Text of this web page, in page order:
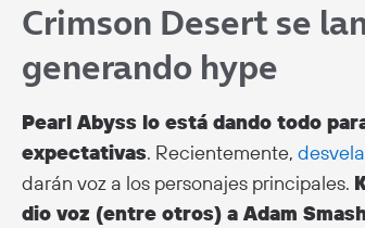
Crimson Desert se
generando hype
Pearl Abyss lo está dando todo
expectativas. Recientemente,
darán voz a los personajes principales.
dio voz (entre otros) a Adam